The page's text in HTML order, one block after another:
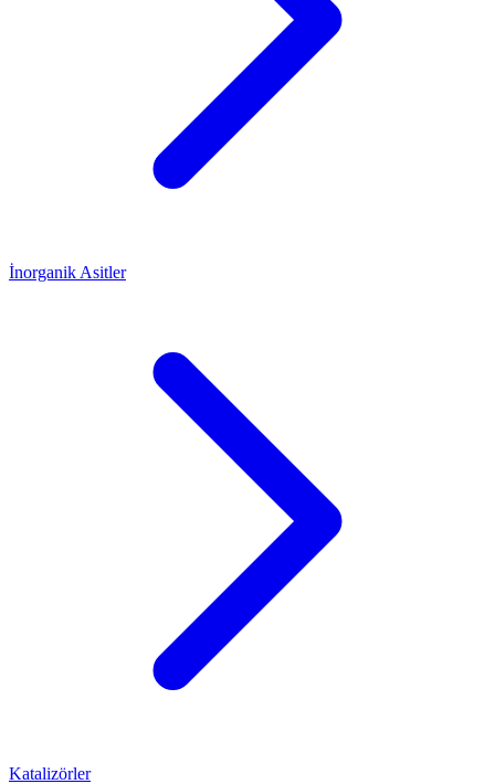
İnorganik Asitler
Katalizörler